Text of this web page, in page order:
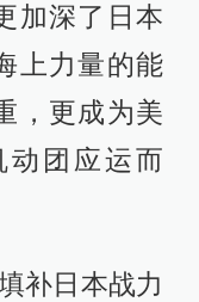
加深了日本
上力量的能
，更成为美
动团应运而
补日本战力